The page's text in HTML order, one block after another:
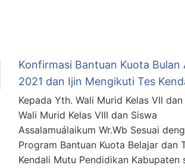
Konfirmasi Bantuan Kuota Bulan
2021 dan Ijin Mengikuti Tes
Kepada Yth. Wali Murid Kelas VII dan
Wali Murid Kelas VIII dan Siswa
Assalamuálaikum Wr.Wb Sesuai
Program Bantuan Kuota Belajar dan
Kendali Mutu Pendidikan Kabupaten